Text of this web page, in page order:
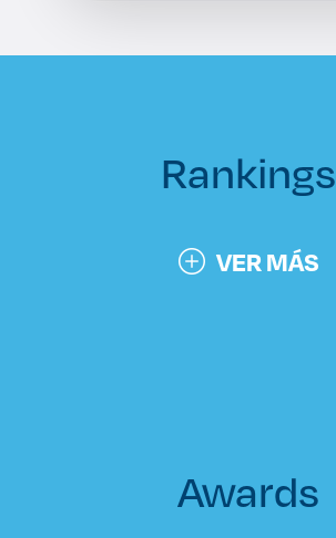
Rankings
VER MÁS
Awards